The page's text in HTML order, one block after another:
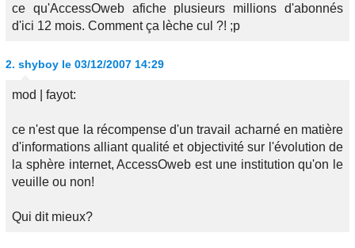
ce qu'AccessOweb afiche plusieurs millions d'abonnés
d'ici 12 mois. Comment ça lèche cul ?! ;p
2. shyboy le 03/12/2007 14:29
mod | fayot:
ce n'est que la récompense d'un travail acharné en matière
d'informations alliant qualité et objectivité sur l'évolution de
la sphère internet, AccessOweb est une institution qu'on le
veuille ou non!
Qui dit mieux?